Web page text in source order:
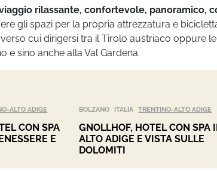
rilassante, confortevole, panoramico,
gli spazi per la propria attrezzatura e
cui dirigersi tra il Tirolo austriaco oppure
e sino anche alla Val Gardena.
ALTO ADIGE
CON SPA
E
BOLZANO ITALIA TRENTINO-ALTO ADIGE
GNOLLHOF, HOTEL CON SPA
ALTO ADIGE E VISTA SULLE
DOLOMITI